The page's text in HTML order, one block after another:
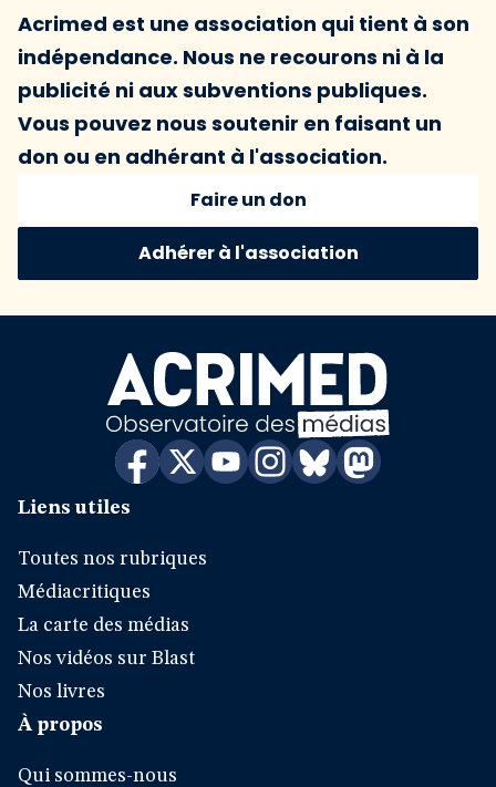
Acrimed est une association qui tient à son
indépendance. Nous ne recourons ni à la
publicité ni aux subventions publiques.
Vous pouvez nous soutenir en faisant un
don ou en adhérant à l'association.
Faire un don
Adhérer à l'association
Liens utiles
Toutes nos rubriques
Médiacritiques
La carte des médias
Nos vidéos sur Blast
Nos livres
À propos
Qui sommes-nous